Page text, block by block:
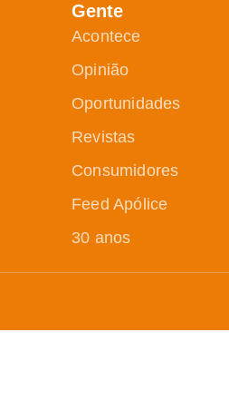
Gente
Acontece
Opinião
Oportunidades
Revistas
Consumidores
Feed Apólice
30 anos